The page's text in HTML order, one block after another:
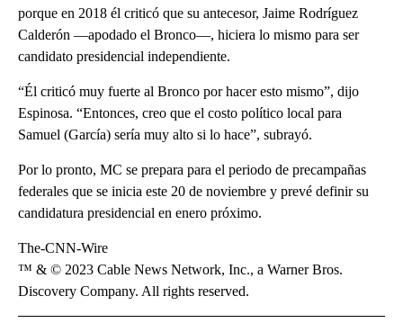
porque en 2018 él criticó que su antecesor, Jaime Rodríguez
Calderón —apodado el Bronco—, hiciera lo mismo para ser
candidato presidencial independiente.
“Él criticó muy fuerte al Bronco por hacer esto mismo”, dijo
Espinosa. “Entonces, creo que el costo político local para
Samuel (García) sería muy alto si lo hace”, subrayó.
Por lo pronto, MC se prepara para el periodo de precampañas
federales que se inicia este 20 de noviembre y prevé definir su
candidatura presidencial en enero próximo.
The-CNN-Wire
™ & © 2023 Cable News Network, Inc., a Warner Bros.
Discovery Company. All rights reserved.